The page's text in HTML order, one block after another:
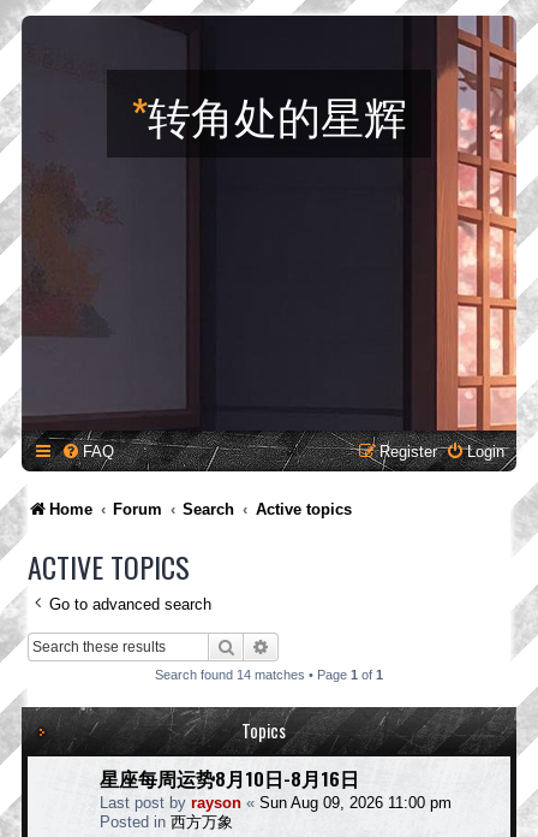
*转角处的星辉
FAQ Login
Register
Home Forum Search Active topics
ACTIVE TOPICS
Go to advanced search
Search
Search found 14 matches • Page 1 of 1
Topics
星座每周运势8月10日-8月16日
Last post by rayson « Sun Aug 09, 2026 11:00 pm
Posted in 西方万象